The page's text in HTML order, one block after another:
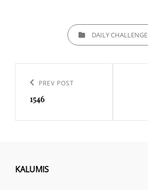
CATEGORIESDAILY CHALLENGE
l’article
Previous
Post
PREV POST
1546
KALUMIS